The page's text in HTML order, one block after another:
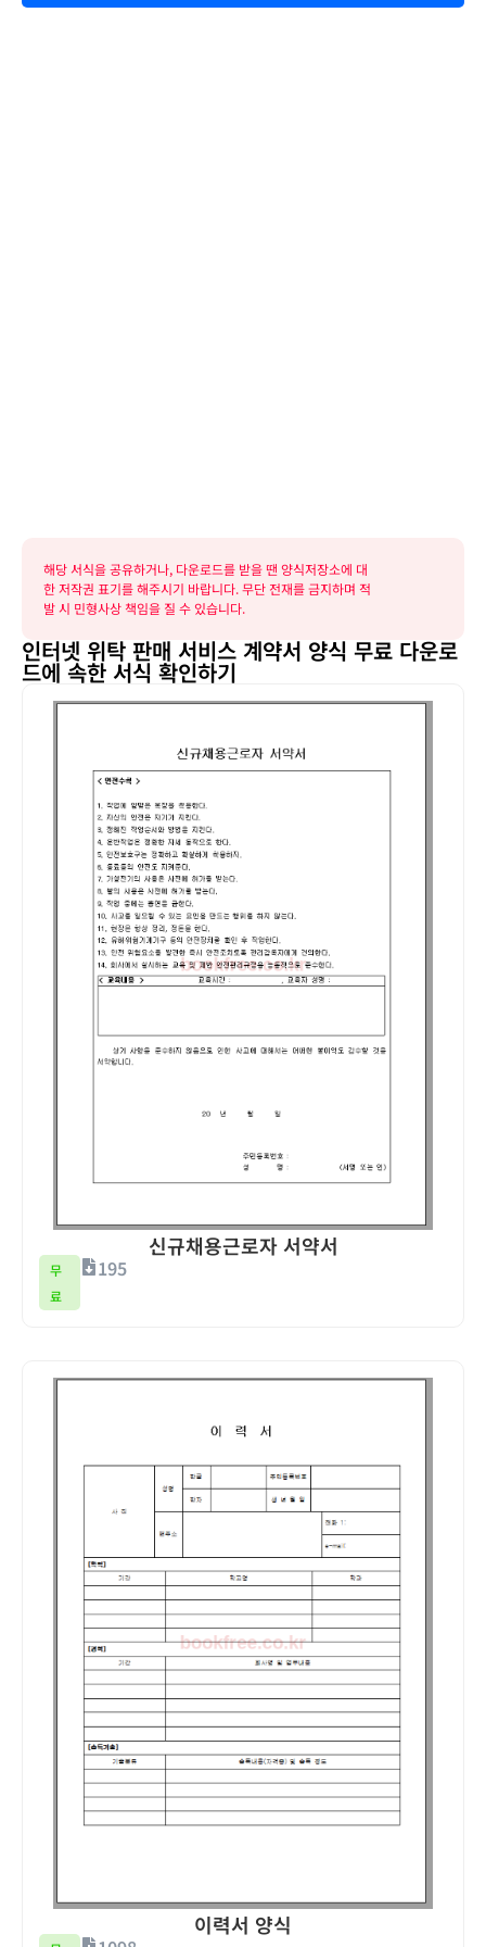
해당 서식을 공유하거나, 다운로드를 받을 땐 양식저장소에 대
한 저작권 표기를 해주시기 바랍니다. 무단 전재를 금지하며 적
발 시 민형사상 책임을 질 수 있습니다.
인터넷 위탁 판매 서비스 계약서 양식 무료 다운로
드에 속한 서식 확인하기
신규채용근로자 서약서
무
료
195
이력서 양식